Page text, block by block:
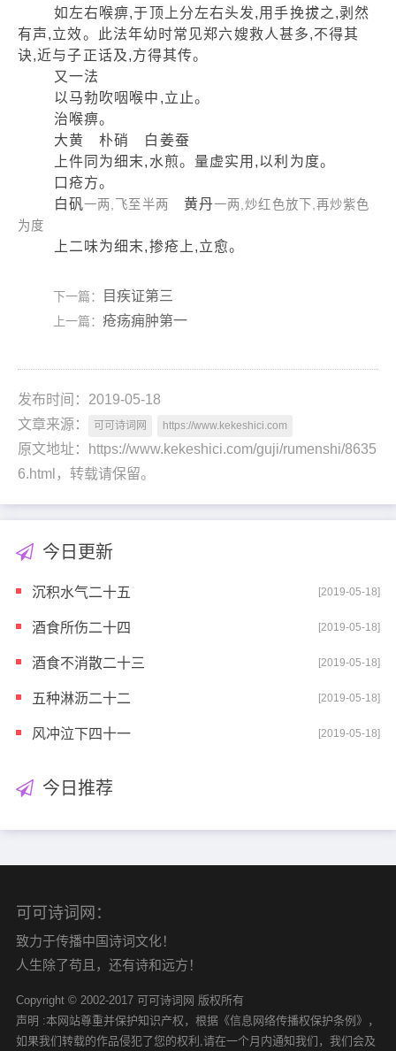
如左右喉痹,于顶上分左右头发,用手挽拔之,剥然
有声,立效。此法年幼时常见郑六嫂救人甚多,不得其
诀,近与子正话及,方得其传。
又一法
以马勃吹咽喉中,立止。
治喉痹。
大黄 朴硝 白姜蚕
上件同为细末,水煎。量虚实用,以利为度。
口疮方。
白矾一两,飞至半两 黄丹一两,炒红色放下,再炒紫色
为度
上二味为细末,掺疮上,立愈。
下一篇： 目疾证第三
上一篇： 疮疡痈肿第一
发布时间：2019-05-18
文章来源：
可可诗词网 https://www.kekeshici.com
原文地址：https://www.kekeshici.com/guji/rumenshi/8635
6.html，转载请保留。
今日更新
沉积水气二十五 [2019-05-18]
酒食所伤二十四 [2019-05-18]
酒食不消散二十三 [2019-05-18]
五种淋沥二十二 [2019-05-18]
风冲泣下四十一 [2019-05-18]
今日推荐
可可诗词网：
致力于传播中国诗词文化！
人生除了苟且，还有诗和远方！
Copyright © 2002-2017 可可诗词网 版权所有
声明 :本网站尊重并保护知识产权，根据《信息网络传播权保护条例》，
如果我们转载的作品侵犯了您的权利,请在一个月内通知我们，我们会及